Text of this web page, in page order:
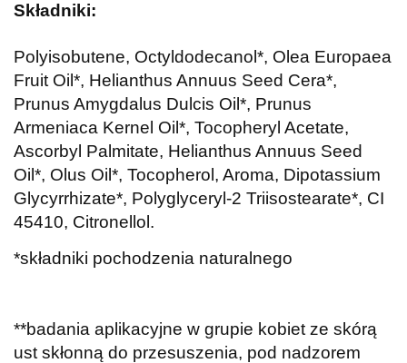
Składniki:
Polyisobutene, Octyldodecanol*, Olea Europaea
Fruit Oil*, Helianthus Annuus Seed Cera*,
Prunus Amygdalus Dulcis Oil*, Prunus
Armeniaca Kernel Oil*, Tocopheryl Acetate,
Ascorbyl Palmitate, Helianthus Annuus Seed
Oil*, Olus Oil*, Tocopherol, Aroma, Dipotassium
Glycyrrhizate*, Polyglyceryl-2 Triisostearate*, CI
45410, Citronellol.
*składniki pochodzenia naturalnego
**badania aplikacyjne w grupie kobiet ze skórą
ust skłonną do przesuszenia, pod nadzorem